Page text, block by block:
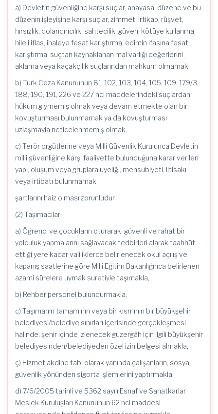
a) Devletin güvenliğine karşı suçlar, anayasal düzene ve bu
düzenin işleyişine karşı suçlar, zimmet, irtikap, rüşvet,
hırsızlık, dolandırıcılık, sahtecilik, güveni kötüye kullanma,
hileli iflas, ihaleye fesat karıştırma, edimin ifasına fesat
karıştırma, suçtan kaynaklanan mal varlığı değerlerini
aklama veya kaçakçılık suçlarından mahkum olmamak,
b) Türk Ceza Kanununun 81, 102, 103, 104, 105, 109, 179/3,
188, 190, 191, 226 ve 227 nci maddelerindeki suçlardan
hüküm giymemiş olmak veya devam etmekte olan bir
kovuşturması bulunmamak ya da kovuşturması
uzlaşmayla neticelenmemiş olmak,
c) Terör örgütlerine veya Milli Güvenlik Kurulunca Devletin
milli güvenliğine karşı faaliyette bulunduğuna karar verilen
yapı, oluşum veya gruplara üyeliği, mensubiyeti, iltisakı
veya irtibatı bulunmamak,
şartlarını haiz olması zorunludur.
(2) Taşımacılar;
a) Öğrenci ve çocukların oturarak, güvenli ve rahat bir
yolculuk yapmalarını sağlayacak tedbirleri alarak taahhüt
ettiği yere kadar valiliklerce belirlenecek okul açılış ve
kapanış saatlerine göre Milli Eğitim Bakanlığınca belirlenen
azami sürelere uymak suretiyle taşımakla,
b) Rehber personel bulundurmakla,
c) Taşımanın tamamının veya bir kısmının bir büyükşehir
belediyesi/belediye sınırları içerisinde gerçekleşmesi
halinde; şehir içinde izlenecek güzergâh için ilgili büyükşehir
belediyesinden/belediyeden özel izin belgesi almakla,
ç) Hizmet akdine tabi olarak yanında çalışanların, sosyal
güvenlik yönünden sigorta işlemlerini yaptırmakla,
d) 7/6/2005 tarihli ve 5362 sayılı Esnaf ve Sanatkarlar
Meslek Kuruluşları Kanununun 62 nci maddesi